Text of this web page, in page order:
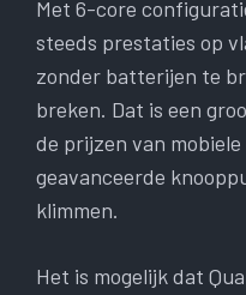
Met 6-core
steeds prestaties op
zonder batterijen te
breken. Dat is een
de prijzen van
geavanceerde
klimmen.
Het is mogelijk dat